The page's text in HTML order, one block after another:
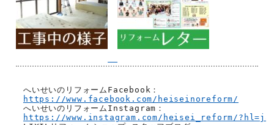
https://www.facebook.com/heiseinoreform/
https://www.instagram.com/heisei_reform/?hl=ja